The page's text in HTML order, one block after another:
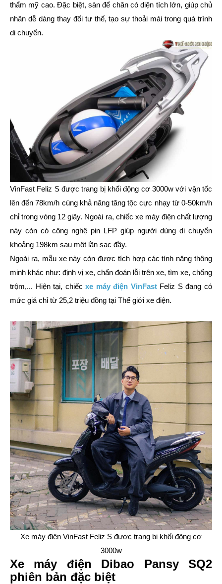
thẩm mỹ cao. Đặc biệt, sàn để chân có diện tích lớn, giúp chủ
nhân dễ dàng thay đổi tư thế, tạo sự thoải mái trong quá trình
di chuyển.
VinFast Feliz S được trang bị khối động cơ 3000w với vận tốc
lên đến 78km/h cùng khả năng tăng tộc cực nhạy từ 0-50km/h
chỉ trong vòng 12 giây. Ngoài ra, chiếc xe máy điện chất lượng
này còn có công nghệ pin LFP giúp người dùng di chuyển
khoảng 198km sau một lần sạc đầy.
Ngoài ra, mẫu xe này còn được tích hợp các tính năng thông
minh khác như: định vị xe, chẩn đoán lỗi trên xe, tìm xe, chống
trộm,... Hiện tại, chiếcxe máy điện VinFastFeliz S đang có
mức giá chỉ từ 25,2 triệu đồng tại Thế giới xe điện.
Xe máy điện VinFast Feliz S được trang bị khối động cơ
3000w
Xe máy điện Dibao Pansy SQ2
phiên bản đặc biệt